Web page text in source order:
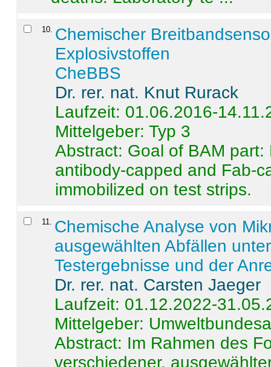
10 Chemischer
Explosivstoffen
CheBBS
Dr. rer. nat. Knut Rurack
Laufzeit: 01.06.2016-
Mittelgeber: Typ 3
Abstract: Goal of BAM
antibody-capped and Fab-
immobilized on test strips.
11
Chemische Analyse von
ausgewählten Abfällen
Testergebnisse und der
Dr. rer. nat. Carsten Jaeger
Laufzeit: 01.12.2022-
Mittelgeber:
Abstract: Im Rahmen des
verschiedener,